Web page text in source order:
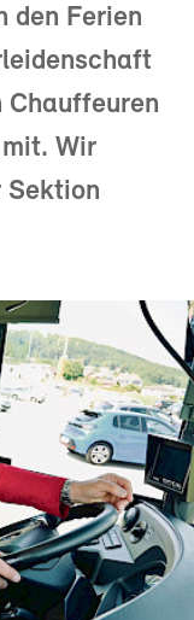
den Ferien
Wir
Sektion